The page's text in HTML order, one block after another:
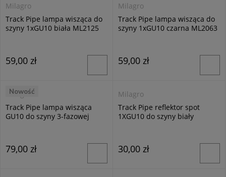
Milagro
Track Pipe lampa wisząca do
szyny 1xGU10 biała ML2125
59,00 zł
Milagro
Track Pipe lampa wisząca do
szyny 1xGU10 czarna ML2063
59,00 zł
Milagro
Track Pipe lampa wisząca
GU10 do szyny 3-fazowej
79,00 zł
Nowość
Milagro
Track Pipe reflektor spot
1XGU10 do szyny biały
30,00 zł